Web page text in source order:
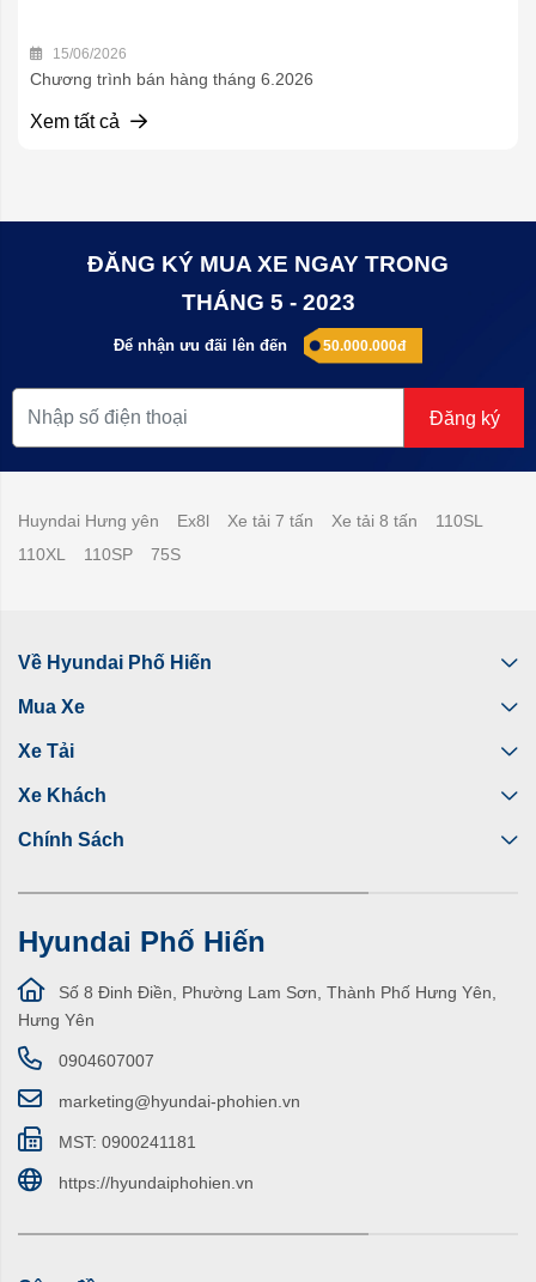
15/06/2026
Chương trình bán hàng tháng 6.2026
Xem tất cả
ĐĂNG KÝ MUA XE NGAY TRONG
THÁNG 5 - 2023
Để nhận ưu đãi lên đến 50.000.000đ
Đăng ký
Huyndai Hưng yên Ex8l Xe tải 7 tấn Xe tải 8 tấn
110SL
110XL
110SP 75S
Về Hyundai Phố Hiến
Mua Xe
Xe Tải
Xe Khách
Chính Sách
Hyundai Phố Hiến
Số 8 Đinh Điền, Phường Lam Sơn, Thành Phố Hưng Yên,
Hưng Yên
0904607007
marketing@hyundai-phohien.vn
MST: 0900241181
https://hyundaiphohien.vn